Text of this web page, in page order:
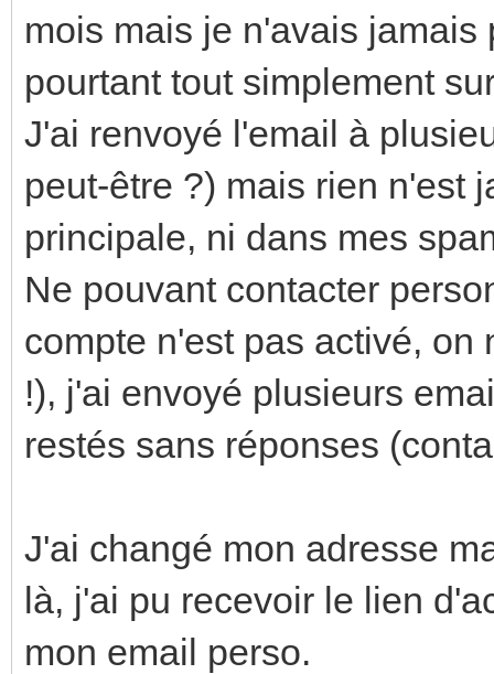
mois mais je n'avais
pourtant tout simplement
J'ai renvoyé l'email à
peut-être ?) mais rien n'est
principale, ni dans mes
Ne pouvant contacter
compte n'est pas activé,
!), j'ai envoyé plusieurs
restés sans réponses
J'ai changé mon adresse
là, j'ai pu recevoir le lien
mon email perso.